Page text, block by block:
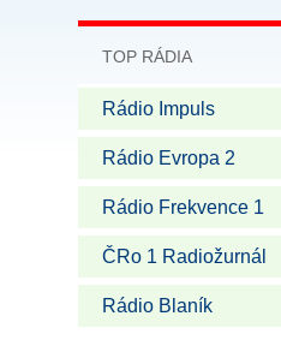
TOP RÁDIA
Rádio Impuls
Rádio Evropa 2
Rádio Frekvence 1
ČRo 1 Radiožurnál
Rádio Blaník